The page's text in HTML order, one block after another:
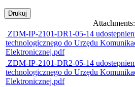
Drukuj
Attachments:
ZDM-IP-2101-DR1-05-14
technologicznego do Urzędu
Elektronicznej.pdf
ZDM-IP-2101-DR2-05-14
technologicznego do Urzędu
Elektronicznej.pdf